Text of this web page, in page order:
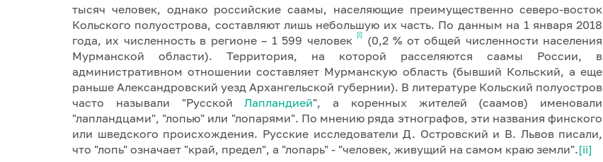
тысяч человек, однако российские саамы, населяющие преимущественно северо-восток
Кольского полуострова, составляют лишь небольшую их часть. По данным на 1 января 2018
года, их численность в регионе – 1 599 человек
[i]
(0,2 % от общей численности населения
Мурманской области). Территория, на которой расселяются саамы России, в
административном отношении составляет Мурманскую область (бывший Кольский, а еще
раньше Александровский уезд Архангельской губернии). В литературе Кольский полуостров
часто называли "РусскойЛапландией", а коренных жителей (саамов) именовали
"лапландцами", "лопью" или "лопарями". По мнению ряда этнографов, эти названия финского
или шведского происхождения. Русские исследователи Д. Островский и В. Львов писали,
что "лопь" означает "край, предел", а "лопарь" - "человек, живущий на самом краю земли".[ii]